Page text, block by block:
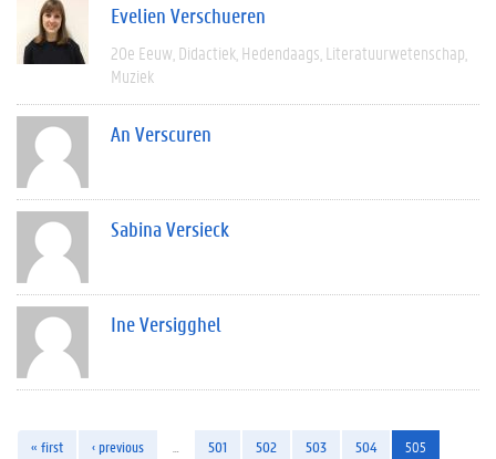
Evelien Verschueren
20e Eeuw Didactiek Hedendaags Literatuurwetenschap
Muziek
An Verscuren
Sabina Versieck
Ine Versigghel
« first ‹ previous 501 502 503 504
505